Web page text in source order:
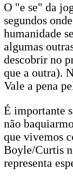
O "e se" da
segundos
humanidade
algumas
descobrir no
que a outra).
Vale a pena
É importante
não
que vivemos
Boyle/Curtis
representa